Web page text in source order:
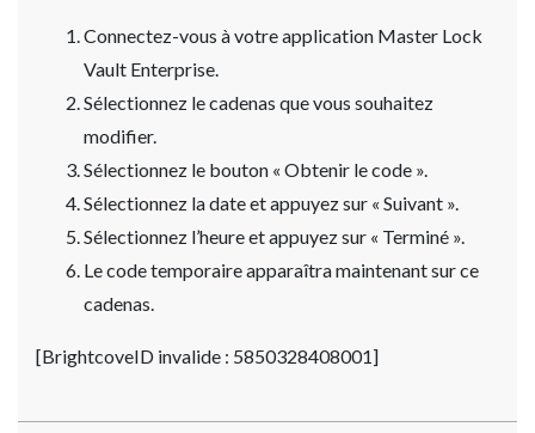
Connectez-vous à votre application Master Lock
Vault Enterprise.
Sélectionnez le cadenas que vous souhaitez
modifier.
Sélectionnez le bouton « Obtenir le code ».
Sélectionnez la date et appuyez sur « Suivant ».
Sélectionnez l’heure et appuyez sur « Terminé ».
Le code temporaire apparaîtra maintenant sur ce
cadenas.
[BrightcoveID invalide : 5850328408001]